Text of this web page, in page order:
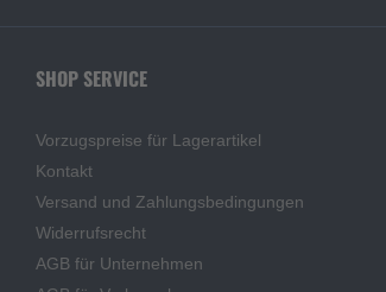
SHOP SERVICE
Vorzugspreise für Lagerartikel
Kontakt
Versand und Zahlungsbedingungen
Widerrufsrecht
AGB für Unternehmen